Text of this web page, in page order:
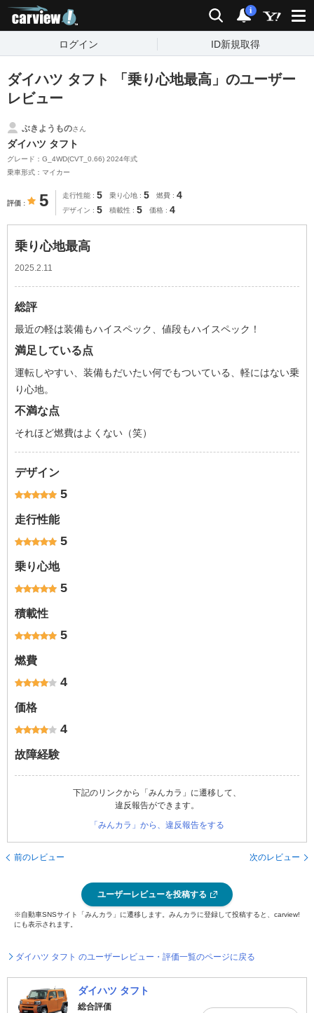
検索 通知
i
ログイン ID新規取得
ダイハツ タフト 「乗り心地最高」のユーザー
レビュー
ぶきようものさん
ダイハツ タフト
グレード：G_4WD(CVT_0.66) 2024年式
乗車形式：マイカー
評価 5 走行性能 5 乗り心地 5 燃費 4
デザイン 5 積載性 5 価格 4
乗り心地最高
2025.2.11
総評
最近の軽は装備もハイスペック、値段もハイスペック！
満足している点
運転しやすい、装備もだいたい何でもついている、軽にはない乗
り心地。
不満な点
それほど燃費はよくない（笑）
デザイン
5
走行性能
5
乗り心地
5
積載性
5
燃費
4
価格
4
故障経験
下記のリンクから「みんカラ」に遷移して、
違反報告ができます。
「みんカラ」から、違反報告をする
前のレビュー 次のレビュー
ユーザーレビューを投稿する
※自動車SNSサイト「みんカラ」に遷移します。みんカラに登録して投稿すると、carview!
にも表示されます。
ダイハツ タフト のユーザーレビュー・評価一覧のページに戻る
ダイハツ タフト
総合評価